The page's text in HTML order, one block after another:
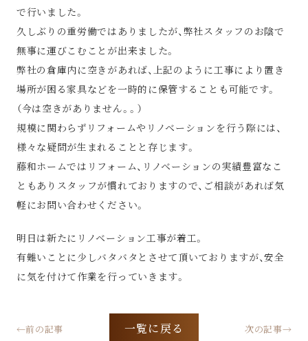
で行いました。
久しぶりの重労働ではありましたが、弊社スタッフのお陰で
無事に運びこむことが出来ました。
弊社の倉庫内に空きがあれば、上記のように工事により置き
場所が困る家具などを一時的に保管することも可能です。
（今は空きがありません。。）
規模に関わらずリフォームやリノベーションを行う際には、
様々な疑問が生まれることと存じます。
藤和ホームではリフォーム、リノベーションの実績豊富なこ
ともありスタッフが慣れておりますので、ご相談があれば気
軽にお問い合わせください。
明日は新たにリノベーション工事が着工。
有難いことに少しバタバタとさせて頂いておりますが、安全
に気を付けて作業を行っていきます。
一覧に戻る
←前の記事 次の記事→